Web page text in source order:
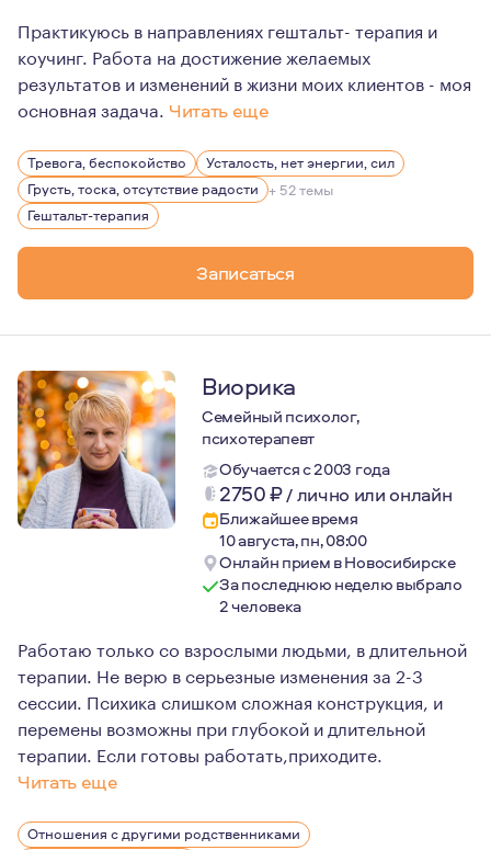
Практикуюсь в направлениях гештальт- терапия и
коучинг. Работа на достижение желаемых
результатов и изменений в жизни моих клиентов - моя
основная задача. Читать еще
Моя работа основана не только на знаниях, но и на
Это возможность почувствовать, что происходит
Иногда психотерапия дает нам возможность
Одна из главных возможностей, которую
Тревога, беспокойство
Усталость, нет энергии, сил
Грусть, тоска, отсутствие радости + 52 темы
Гештальт-терапия
Записаться
Виорика
Семейный психолог,
психотерапевт
Обучается с 2003 года
2750₽/лично или онлайн
Ближайшее время
10 августа, пн, 08:00
Онлайн прием в Новосибирске
За последнюю неделю выбрало
2 человека
Работаю только со взрослыми людьми, в длительной
терапии. Не верю в серьезные изменения за 2-3
сессии. Психика слишком сложная конструкция, и
перемены возможны при глубокой и длительной
терапии. Если готовы работать,приходите.
Читать еще
Живу в Крыму,работаю онлайн по всему миру. Люблю
Отношения с другими родственниками